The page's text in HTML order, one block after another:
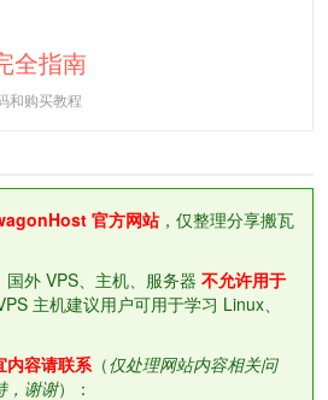
全指南
和购买教程
官方网站，仅整理分享搬瓦
外 VPS、主机、服务器 不允许用于
主机建议用户可用于学习 Linux、
内容请联系 （仅处理网站内容相关问
，谢谢）：